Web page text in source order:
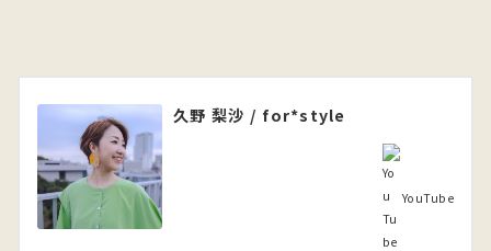
久野 梨沙 / for*style
YouTube